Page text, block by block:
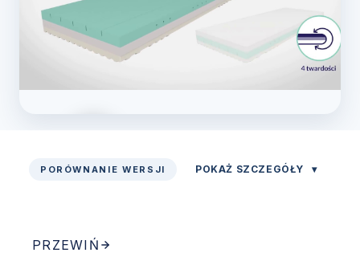
PORÓWNANIE WERSJI POKAŻ SZCZEGÓŁY ▾
PRZEWIŃ